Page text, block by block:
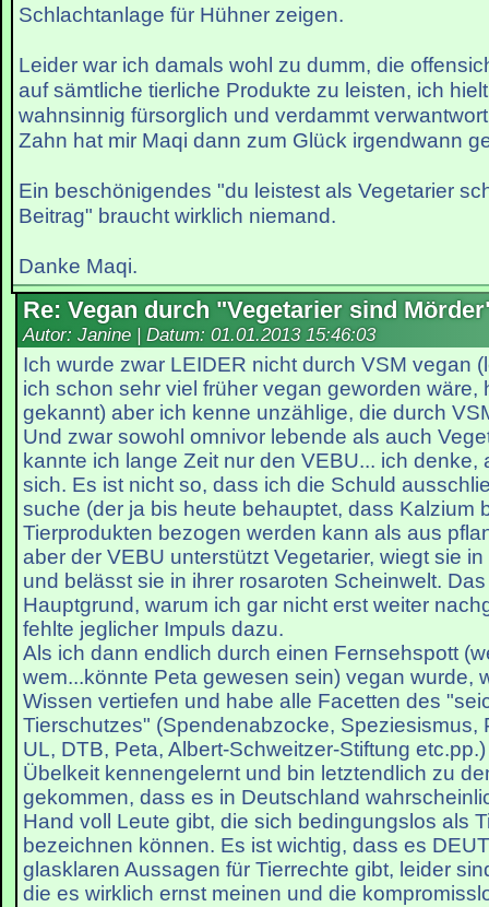
Schlachtanlage für Hühner zeigen.
Leider war ich damals wohl zu dumm, die
auf sämtliche tierliche Produkte zu leisten, ich
wahnsinnig fürsorglich und verdammt
Zahn hat mir Maqi dann zum Glück irgendwann
Ein beschönigendes "du leistest als Vegetarier
Beitrag" braucht wirklich niemand.
Danke Maqi.
Re: Vegan durch "Vegetarier sind
Autor: Janine | Datum: 01.01.2013 15:46:03
Ich wurde zwar LEIDER nicht durch VSM vegan
ich schon sehr viel früher vegan geworden wäre,
gekannt) aber ich kenne unzählige, die durch
Und zwar sowohl omnivor lebende als auch
kannte ich lange Zeit nur den VEBU... ich denke,
sich. Es ist nicht so, dass ich die Schuld
suche (der ja bis heute behauptet, dass Kalzium
Tierprodukten bezogen werden kann als aus
aber der VEBU unterstützt Vegetarier, wiegt sie
und belässt sie in ihrer rosaroten Scheinwelt.
Hauptgrund, warum ich gar nicht erst weiter
fehlte jeglicher Impuls dazu.
Als ich dann endlich durch einen Fernsehspott
wem...könnte Peta gewesen sein) vegan wurde,
Wissen vertiefen und habe alle Facetten des
Tierschutzes" (Spendenabzocke, Speziesismus,
UL, DTB, Peta, Albert-Schweitzer-Stiftung
Übelkeit kennengelernt und bin letztendlich zu
gekommen, dass es in Deutschland
Hand voll Leute gibt, die sich bedingungslos als
bezeichnen können. Es ist wichtig, dass es
glasklaren Aussagen für Tierrechte gibt, leider
die es wirklich ernst meinen und die